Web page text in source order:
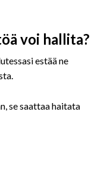
voi hallita?
estää ne
se saattaa haitata